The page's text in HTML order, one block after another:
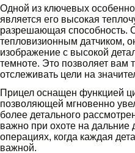
Одной из ключевых
является его высокая
разрешающая
тепловизионным датчиком,
изображение с высокой
темноте. Это позволяет вам
отслеживать цели на
Прицел оснащен функцией
позволяющей мгновенно
более детального
важно при охоте на дальние
операциях, когда каждая
важной.